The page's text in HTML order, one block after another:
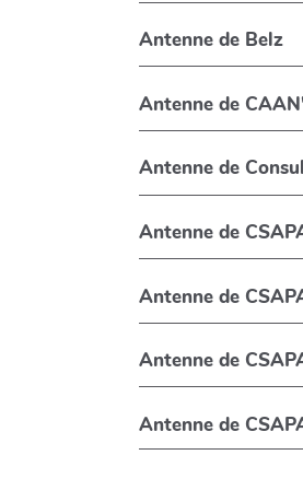
Antenne de Belz
Antenne de
Antenne de
Antenne de
Antenne de
Antenne de
Antenne de